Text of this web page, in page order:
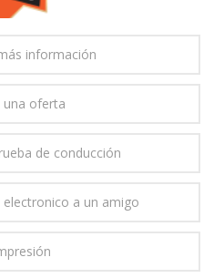
información
una oferta
de conducción
electronico a un amigo